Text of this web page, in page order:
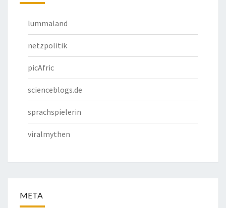
lummaland
netzpolitik
picAfric
scienceblogs.de
sprachspielerin
viralmythen
META